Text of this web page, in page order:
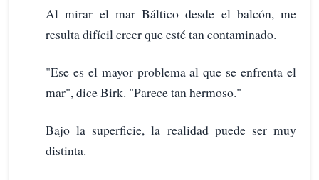
Al mirar el mar Báltico desde el balcón, me
resulta difícil creer que esté tan contaminado.
"Ese es el mayor problema al que se enfrenta el
mar", dice Birk. "Parece tan hermoso."
Bajo la superficie, la realidad puede ser muy
distinta.